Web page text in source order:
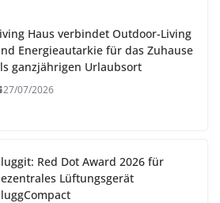
Haus verbindet Outdoor-Living
Energieautarkie für das Zuhause
ganzjährigen Urlaubsort
27/07/2026
Red Dot Award 2026 für
Lüftungsgerät